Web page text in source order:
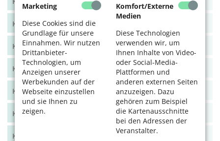
Marketing
Diese Cookies sind die
Grundlage für unsere
Einnahmen. Wir nutzen
Drittanbieter-
Technologien, um
Anzeigen unserer
Werbekunden auf der
Webseite einzustellen
und sie Ihnen zu
zeigen.
Komfort/Externe
Medien
Diese Technologien
verwenden wir, um
Ihnen Inhalte von Video-
oder Social-Media-
Plattformen und
anderen externen Seiten
anzuzeigen. Dazu
gehören zum Beispiel
die Kartenausschnitte
bei den Adressen der
Veranstalter.
KölnerLeben Okt/Nov 19
KölnerLeben Aug/Sept 2019
KölnerLeben Juni/Juli 2019
KölnerLeben April/Mai 2019
KölnerLeben Feb/März 2019
KölnerLeben Dez 18/Jan 19